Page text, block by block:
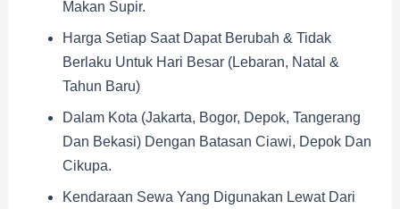
Makan Supir.
Harga Setiap Saat Dapat Berubah & Tidak
Berlaku Untuk Hari Besar (Lebaran, Natal &
Tahun Baru)
Dalam Kota (Jakarta, Bogor, Depok, Tangerang
Dan Bekasi) Dengan Batasan Ciawi, Depok Dan
Cikupa.
Kendaraan Sewa Yang Digunakan Lewat Dari